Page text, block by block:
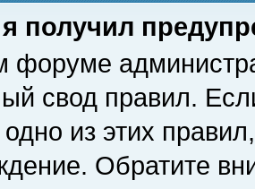
получил
форуме
свод правил.
из этих
Обратите